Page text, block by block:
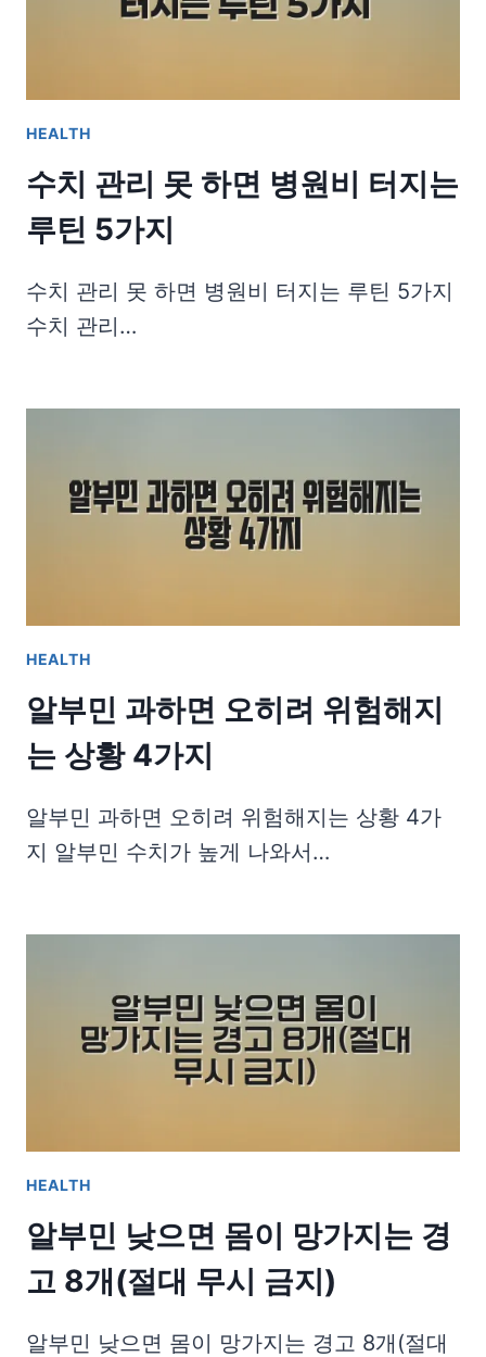
HEALTH
수치 관리 못 하면 병원비 터지는
루틴 5가지
수치 관리 못 하면 병원비 터지는 루틴 5가지
수치 관리…
HEALTH
알부민 과하면 오히려 위험해지
는 상황 4가지
알부민 과하면 오히려 위험해지는 상황 4가
지 알부민 수치가 높게 나와서…
HEALTH
알부민 낮으면 몸이 망가지는 경
고 8개(절대 무시 금지)
알부민 낮으면 몸이 망가지는 경고 8개(절대